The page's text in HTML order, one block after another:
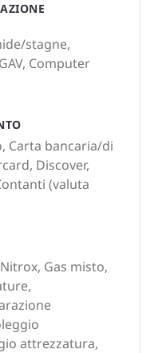
Gas misto,
attrezzatura,
stagne,
Computer
Carta bancaria/di
Discover,
(valuta